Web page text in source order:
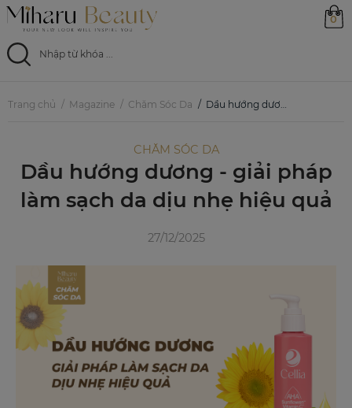
0
Trang chủ
Sản phẩm
Ưu đãi
0799 33 86 88
Trang chủ Magazine Chăm Sóc Da Dầu hướng dương - giải pháp làm sạch da dịu nhẹ hiệu quả
CHĂM SÓC DA
Dầu hướng dương - giải pháp
làm sạch da dịu nhẹ hiệu quả
27/12/2025